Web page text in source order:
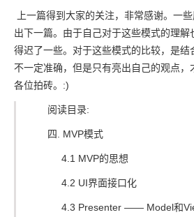
上一篇得到大家的关注，非常感谢。一
出下一篇。由于自己对于这些模式的理
得迟了一些。对于这些模式的比较，是结
不一定准确，但是只有亮出自己的观点，
各位拍砖。:)
阅读目录:
四. MVP模式
4.1 MVP的思想
4.2 UI界面接口化
4.3 Presenter —— Model和